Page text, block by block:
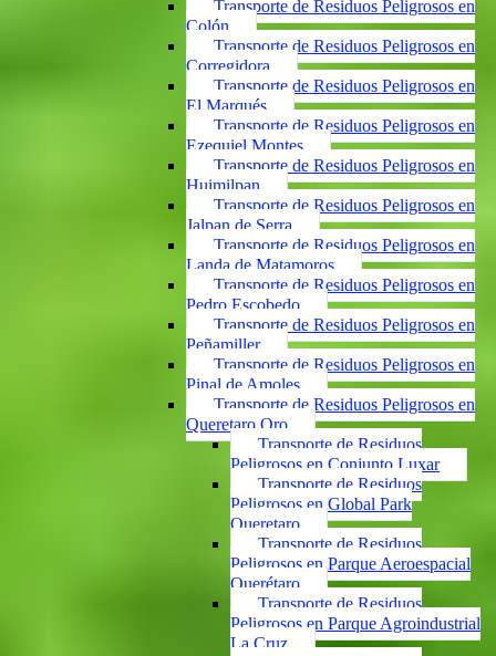
Transporte de Residuos Peligrosos en
Colón
Transporte de Residuos Peligrosos en
Corregidora
Transporte de Residuos Peligrosos en
El Marqués
Transporte de Residuos Peligrosos en
Ezequiel Montes
Transporte de Residuos Peligrosos en
Huimilpan
Transporte de Residuos Peligrosos en
Jalpan de Serra
Transporte de Residuos Peligrosos en
Landa de Matamoros
Transporte de Residuos Peligrosos en
Pedro Escobedo
Transporte de Residuos Peligrosos en
Peñamiller
Transporte de Residuos Peligrosos en
Pinal de Amoles
Transporte de Residuos Peligrosos en
Queretaro Qro
Transporte de Residuos
Peligrosos en Conjunto Luxar
Transporte de Residuos
Peligrosos en Global Park
Queretaro
Transporte de Residuos
Peligrosos en Parque Aeroespacial
Querétaro
Transporte de Residuos
Peligrosos en Parque Agroindustrial
La Cruz